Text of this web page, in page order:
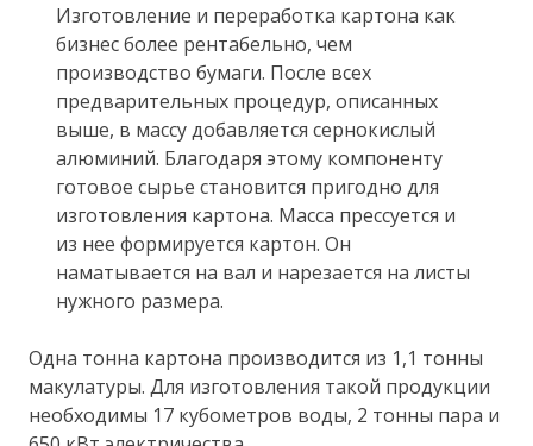
Изготовление и переработка картона как
бизнес более рентабельно, чем
производство бумаги. После всех
предварительных процедур, описанных
выше, в массу добавляется сернокислый
алюминий. Благодаря этому компоненту
готовое сырье становится пригодно для
изготовления картона. Масса прессуется и
из нее формируется картон. Он
наматывается на вал и нарезается на листы
нужного размера.
Одна тонна картона производится из 1,1 тонны
макулатуры. Для изготовления такой продукции
необходимы 17 кубометров воды, 2 тонны пара и